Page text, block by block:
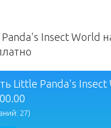
Insect World
Little Panda's Insect
27)